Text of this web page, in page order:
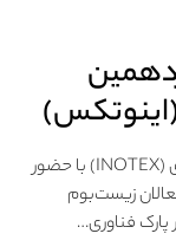
(اینوتکس)
سیزدهمین نمایشگاه بین‌المللی نوآوری و فناوری (INOTEX) با حضور
زیست‌بوم